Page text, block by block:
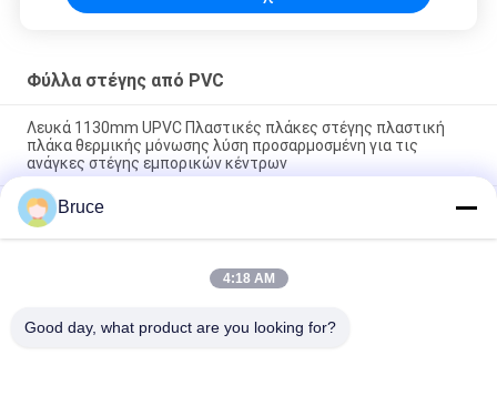
Φύλλα στέγης από PVC
Λευκά 1130mm UPVC Πλαστικές πλάκες στέγης πλαστική
πλάκα θερμικής μόνωσης λύση προσαρμοσμένη για τις
ανάγκες στέγης εμπορικών κέντρων
Λευκά Καλσίου Ανθρακικού 1070mm UPVC Κεραμίδια Στέγης
2mm Ψηλή Κορυφή Θερμοακουστικό UPVC Σύστημα Στέγης
Ecoroof Δημοφιλές στην Λατινική Αμερική
ASA UPVC Κεραμίδια Popular πλαστικές πλάκες στέγης
Bruce
4:18 AM
Good day, what product are you looking for?